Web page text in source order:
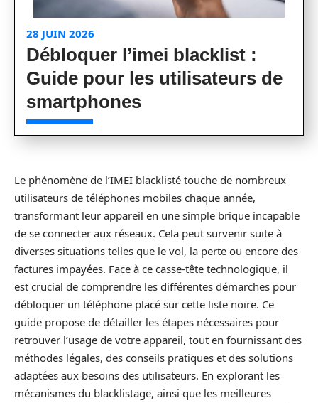
28 JUIN 2026
Débloquer l’imei blacklist :
Guide pour les utilisateurs de
smartphones
Le phénomène de l’IMEI blacklisté touche de nombreux
utilisateurs de téléphones mobiles chaque année,
transformant leur appareil en une simple brique incapable
de se connecter aux réseaux. Cela peut survenir suite à
diverses situations telles que le vol, la perte ou encore des
factures impayées. Face à ce casse-tête technologique, il
est crucial de comprendre les différentes démarches pour
débloquer un téléphone placé sur cette liste noire. Ce
guide propose de détailler les étapes nécessaires pour
retrouver l’usage de votre appareil, tout en fournissant des
méthodes légales, des conseils pratiques et des solutions
adaptées aux besoins des utilisateurs. En explorant les
mécanismes du blacklistage, ainsi que les meilleures